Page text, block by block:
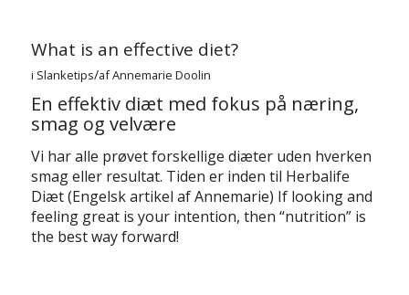
What is an effective diet?
i Slanketips/afAnnemarie Doolin
En effektiv diæt med fokus på næring,
smag og velvære
Vi har alle prøvet forskellige diæter uden hverken
smag eller resultat. Tiden er inden til Herbalife
Diæt (Engelsk artikel af Annemarie) If looking and
feeling great is your intention, then “nutrition” is
the best way forward!